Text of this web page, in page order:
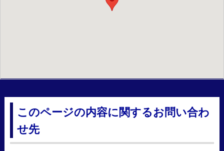
このページの内容に関するお問い合わ
せ先